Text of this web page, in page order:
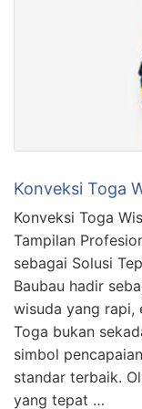
Konveksi Toga
Konveksi Toga
Tampilan
sebagai Solusi
Baubau hadir
wisuda yang rapi,
Toga bukan
simbol
standar terbaik.
yang tepat …